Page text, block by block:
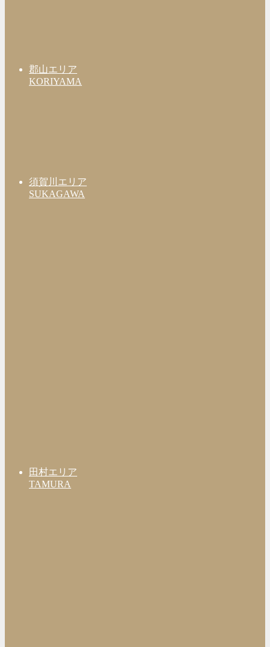
郡山エリア
KORIYAMA
須賀川エリア
SUKAGAWA
田村エリア
TAMURA